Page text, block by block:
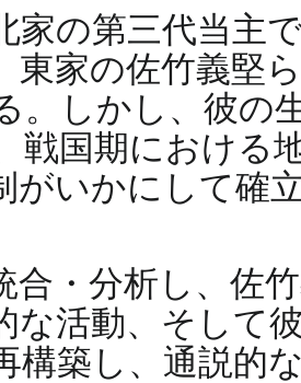
家の第三代当主
東家の佐竹義堅
。しかし、彼の
国期における
がいかにして確
・分析し、佐
活動、そして
築し、通説的